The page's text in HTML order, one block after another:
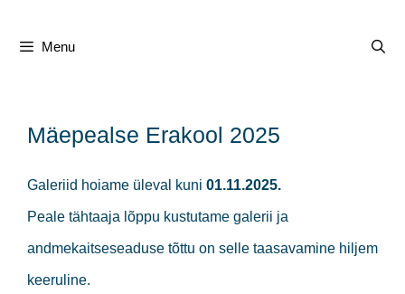
Menu
Mäepealse Erakool 2025
Galeriid hoiame üleval kuni 01.11.2025.
Peale tähtaaja lõppu kustutame galerii ja
andmekaitseseaduse tõttu on selle taasavamine hiljem
keeruline.